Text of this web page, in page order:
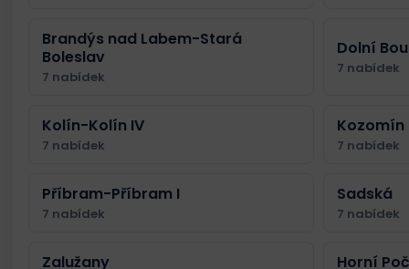
Brandýs nad Labem-Stará
Boleslav
7 nabídek
Dolní
7 nabídek
Kolín-Kolín IV
7 nabídek
Kozomín
7 nabídek
Příbram-Příbram I
7 nabídek
Sadská
7 nabídek
Zalužany Horní